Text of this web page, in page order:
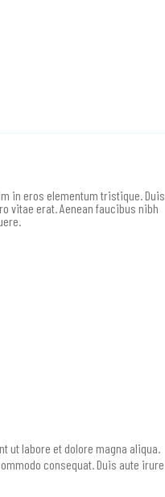
in eros elementum tristique. Duis
vitae erat. Aenean faucibus nibh
ut labore et dolore magna aliqua.
consequat. Duis aute irure